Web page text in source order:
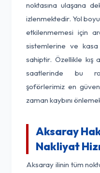
noktasına ulaşana
izlenmektedir. Yol
etkilenmemesi için
sistemlerine ve
sahiptir. Özellikle kış
saatlerinde bu
şoförlerimiz en
zaman kaybını
Aksaray
Nakliyat
Aksaray ilinin tüm